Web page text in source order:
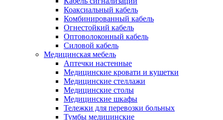
Коаксиальный кабель
Комбинированный кабель
Огнестойкий кабель
Оптоволоконный кабель
Силовой кабель
Медицинская мебель
Аптечки настенные
Медицинские кровати и кушетки
Медицинские стеллажи
Медицинские столы
Медицинские шкафы
Тележки для перевозки больных
Тумбы медицинские